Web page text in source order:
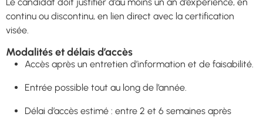
continu ou discontinu, en lien direct avec la certification
visée.
Modalités et délais d’accès
Accès après un entretien d’information et de faisabilité.
Entrée possible tout au long de l’année.
Délai d’accès estimé : entre 2 et 6 semaines après